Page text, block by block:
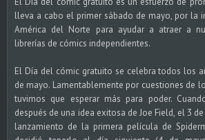
lleva a cabo el primer sábado de mayo, por la
América del Norte para ayudar a atraer a
librerías de cómics independientes.
El Día del cómic gratuito se celebra todos los
de mayo. Lamentablemente por cuestiones de
tuvimos que esperar más para poder.
después de una idea exitosa de Joe Field, el 3
lanzamiento de la primera película de